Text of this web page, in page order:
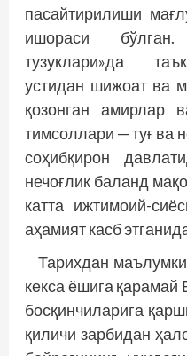
пасайтирилиши
ишораси
тузуклари»да
устидан шижоат ва
қозонган амирлар
тимсоллари — туғ ва
соҳибқирон
нечоғлик баланд
катта ижтимоий-
аҳамият касб
Тарихдан
кекса ёшига қарамай
босқинчиларига
қиличи зарбидан